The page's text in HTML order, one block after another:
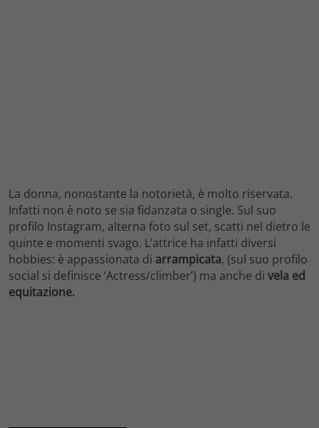
La donna, nonostante la notorietà, è molto riservata.
Infatti non è noto se sia fidanzata o single. Sul suo
profilo Instagram, alterna foto sul set, scatti nel dietro le
quinte e momenti svago. L’attrice ha infatti diversi
hobbies: è appassionata di arrampicata, (sul suo profilo
social si definisce ‘Actress/climber’) ma anche di vela ed
equitazione.